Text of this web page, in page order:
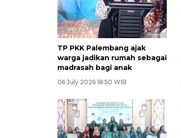
TP PKK Palembang ajak
warga jadikan rumah sebagai
madrasah bagi anak
06 July 2026 18:50 WIB